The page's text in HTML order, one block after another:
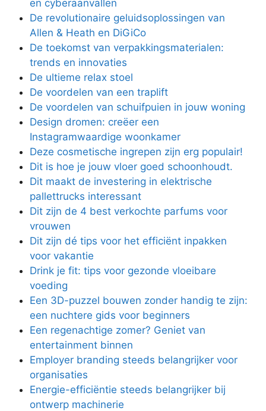
en cyberaanvallen
De revolutionaire geluidsoplossingen van
Allen & Heath en DiGiCo
De toekomst van verpakkingsmaterialen:
trends en innovaties
De ultieme relax stoel
De voordelen van een traplift
De voordelen van schuifpuien in jouw woning
Design dromen: creëer een
Instagramwaardige woonkamer
Deze cosmetische ingrepen zijn erg populair!
Dit is hoe je jouw vloer goed schoonhoudt.
Dit maakt de investering in elektrische
pallettrucks interessant
Dit zijn de 4 best verkochte parfums voor
vrouwen
Dit zijn dé tips voor het efficiënt inpakken
voor vakantie
Drink je fit: tips voor gezonde vloeibare
voeding
Een 3D-puzzel bouwen zonder handig te zijn:
een nuchtere gids voor beginners
Een regenachtige zomer? Geniet van
entertainment binnen
Employer branding steeds belangrijker voor
organisaties
Energie-efficiëntie steeds belangrijker bij
ontwerp machinerie